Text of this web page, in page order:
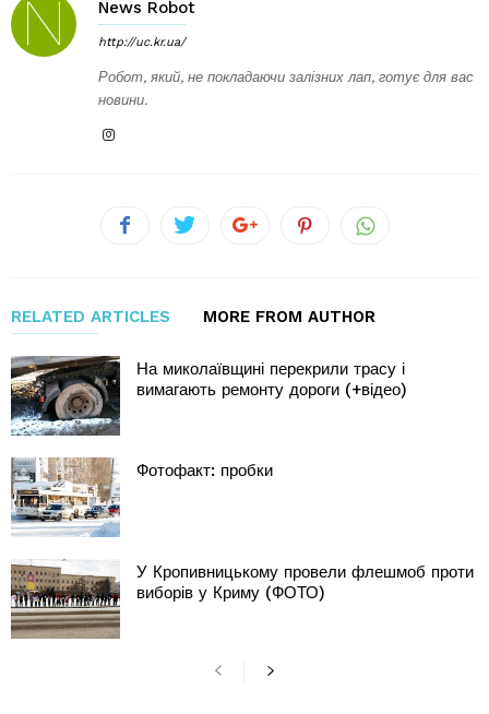
News Robot
http://uc.kr.ua/
Робот, який, не покладаючи залізних лап, готує для вас
новини.
RELATED ARTICLES MORE FROM AUTHOR
На миколаївщині перекрили трасу і
вимагають ремонту дороги (+відео)
Фотофакт: пробки
У Кропивницькому провели флешмоб проти
виборів у Криму (ФОТО)